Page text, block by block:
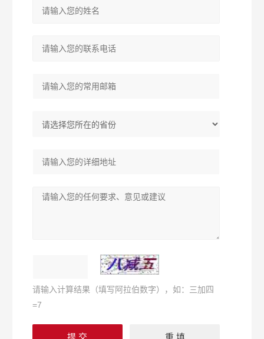
请输入计算结果（填写阿拉伯数字），如：三加四
=7